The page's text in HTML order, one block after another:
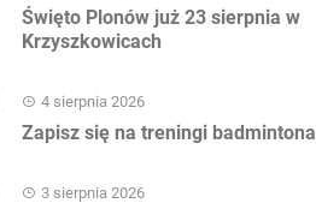
Święto Plonów już 23 sierpnia w
Krzyszkowicach
4 sierpnia 2026
Zapisz się na treningi badmintona
3 sierpnia 2026